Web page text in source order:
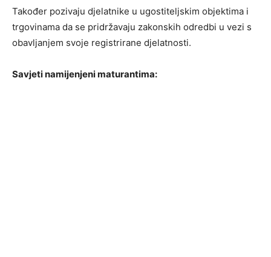
Također pozivaju djelatnike u ugostiteljskim objektima i
trgovinama da se pridržavaju zakonskih odredbi u vezi s
obavljanjem svoje registrirane djelatnosti.
Savjeti namijenjeni maturantima: